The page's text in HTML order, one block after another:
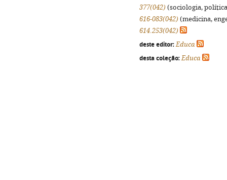
377(042) (sociologia,
616-083(042) (medicina,
614.253(042)
deste editor: Educa
desta coleção: Educa